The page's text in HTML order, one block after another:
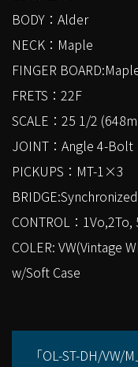
BODY：Alder
NECK：Maple
FINGER
FRETS：22F
SCALE：25 1/2
JOINT：Angle 4-Bolt
PICKUPS：MT-1×3
CONTROL：
COLER: VW(Vintage
w/Soft Case
「OL-ST-DH/VW/